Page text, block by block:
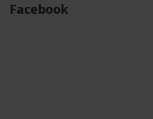
Facebook